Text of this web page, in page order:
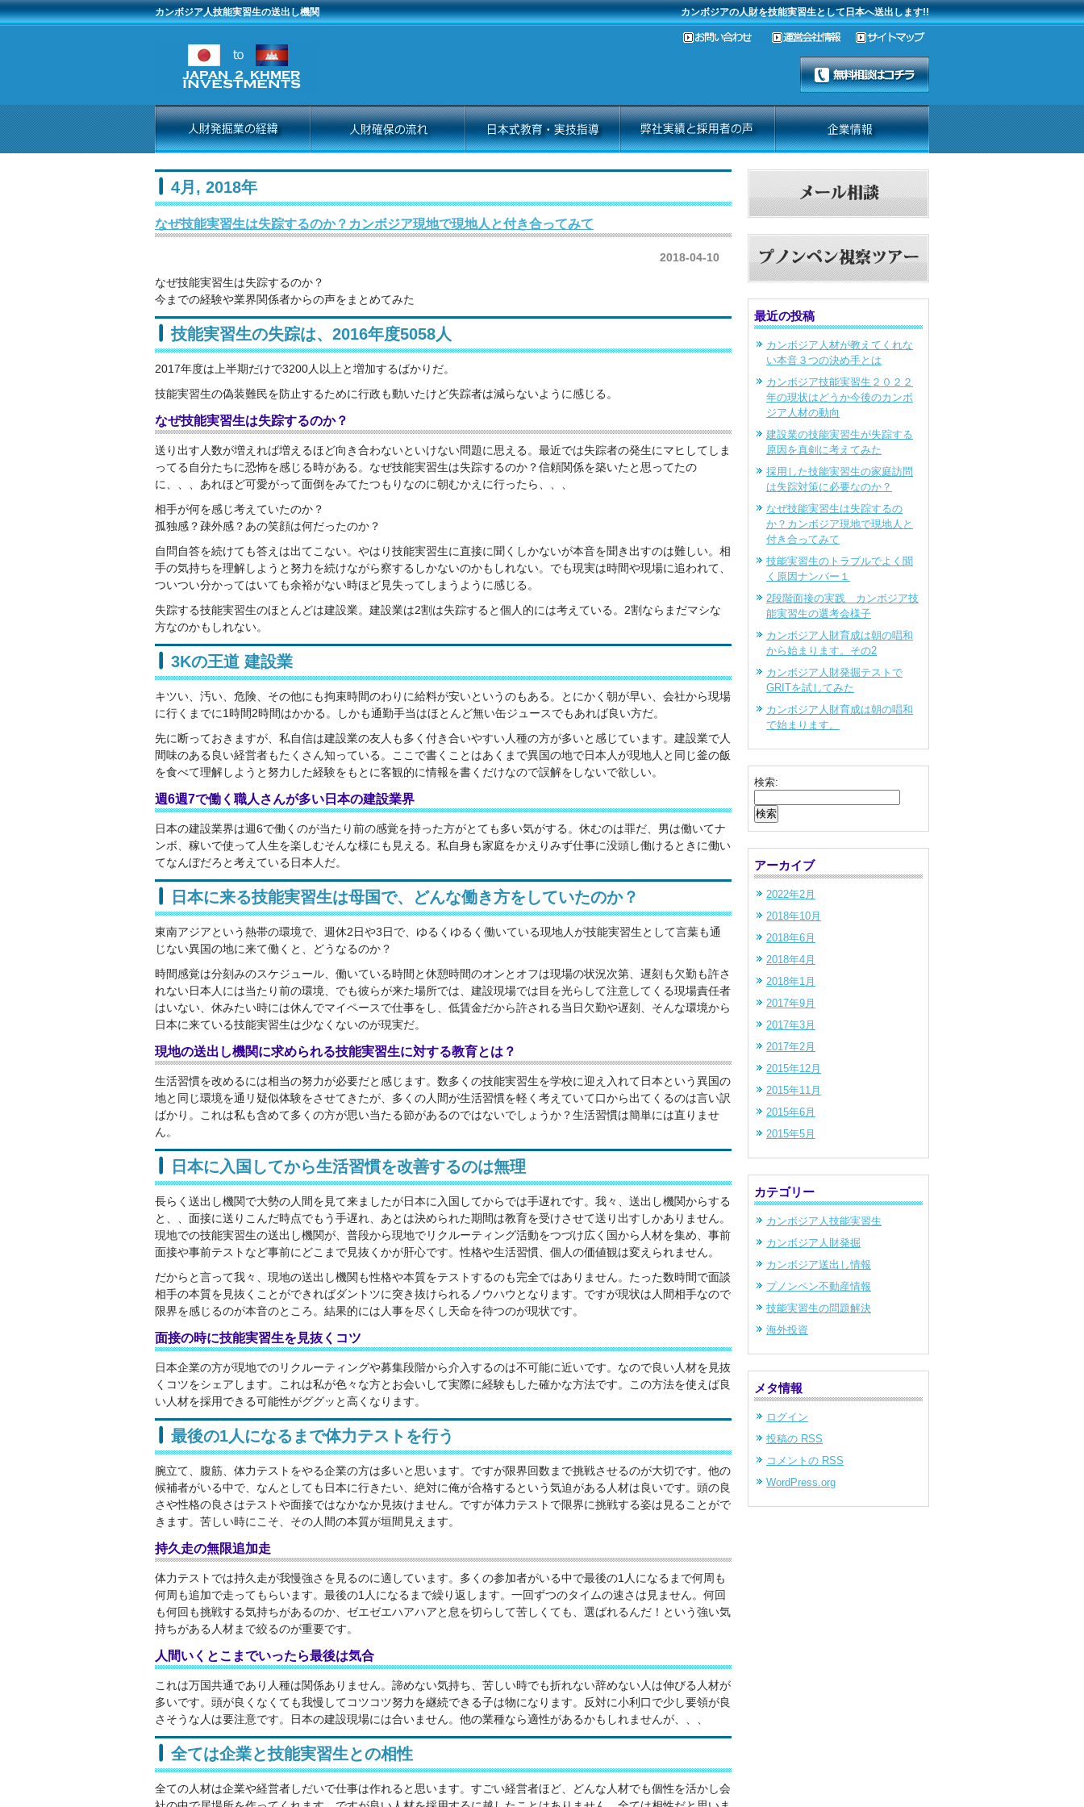
カンボジア人技能実習生の送出し機関 カンボジアの人財を技能実習生として日本へ送出します!!
4月, 2018年
なぜ技能実習生は失踪するのか？カンボジア現地で現地人と付き合ってみて
2018-04-10
なぜ技能実習生は失踪するのか？
今までの経験や業界関係者からの声をまとめてみた
技能実習生の失踪は、2016年度5058人
2017年度は上半期だけで3200人以上と増加するばかりだ。
技能実習生の偽装難民を防止するために行政も動いたけど失踪者は減らないように感じる。
なぜ技能実習生は失踪するのか？
送り出す人数が増えれば増えるほど向き合わないといけない問題に思える。最近では失踪者の発生にマヒしてしま
ってる自分たちに恐怖を感じる時がある。なぜ技能実習生は失踪するのか？信頼関係を築いたと思ってたの
に、、、あれほど可愛がって面倒をみてたつもりなのに朝むかえに行ったら、、、
相手が何を感じ考えていたのか？
孤独感？疎外感？あの笑顔は何だったのか？
自問自答を続けても答えは出てこない。やはり技能実習生に直接に聞くしかないが本音を聞き出すのは難しい。相
手の気持ちを理解しようと努力を続けながら察するしかないのかもしれない。でも現実は時間や現場に追われて、
ついつい分かってはいても余裕がない時ほど見失ってしまうように感じる。
失踪する技能実習生のほとんどは建設業。建設業は2割は失踪すると個人的には考えている。2割ならまだマシな
方なのかもしれない。
3Kの王道 建設業
キツい、汚い、危険、その他にも拘束時間のわりに給料が安いというのもある。とにかく朝が早い、会社から現場
に行くまでに1時間2時間はかかる。しかも通勤手当はほとんど無い缶ジュースでもあれば良い方だ。
先に断っておきますが、私自信は建設業の友人も多く付き合いやすい人種の方が多いと感じています。建設業で人
間味のある良い経営者もたくさん知っている。ここで書くことはあくまで異国の地で日本人が現地人と同じ釜の飯
を食べて理解しようと努力した経験をもとに客観的に情報を書くだけなので誤解をしないで欲しい。
週6週7で働く職人さんが多い日本の建設業界
日本の建設業界は週6で働くのが当たり前の感覚を持った方がとても多い気がする。休むのは罪だ、男は働いてナ
ンボ、稼いで使って人生を楽しむそんな様にも見える。私自身も家庭をかえりみず仕事に没頭し働けるときに働い
てなんぼだろと考えている日本人だ。
日本に来る技能実習生は母国で、どんな働き方をしていたのか？
東南アジアという熱帯の環境で、週休2日や3日で、ゆるくゆるく働いている現地人が技能実習生として言葉も通
じない異国の地に来て働くと、どうなるのか？
時間感覚は分刻みのスケジュール、働いている時間と休憩時間のオンとオフは現場の状況次第、遅刻も欠勤も許さ
れない日本人には当たり前の環境、でも彼らが来た場所では、建設現場では目を光らして注意してくる現場責任者
はいない、休みたい時には休んでマイペースで仕事をし、低賃金だから許される当日欠勤や遅刻、そんな環境から
日本に来ている技能実習生は少なくないのが現実だ。
現地の送出し機関に求められる技能実習生に対する教育とは？
生活習慣を改めるには相当の努力が必要だと感じます。数多くの技能実習生を学校に迎え入れて日本という異国の
地と同じ環境を通リ疑似体験をさせてきたが、多くの人間が生活習慣を軽く考えていて口から出てくるのは言い訳
ばかり。これは私も含めて多くの方が思い当たる節があるのではないでしょうか？生活習慣は簡単には直りませ
ん。
日本に入国してから生活習慣を改善するのは無理
長らく送出し機関で大勢の人間を見て来ましたが日本に入国してからでは手遅れです。我々、送出し機関からする
と、、面接に送りこんだ時点でもう手遅れ、あとは決められた期間は教育を受けさせて送り出すしかありません。
現地での技能実習生の送出し機関が、普段から現地でリクルーティング活動をつづけ広く国から人材を集め、事前
面接や事前テストなど事前にどこまで見抜くかが肝心です。性格や生活習慣、個人の価値観は変えられません。
だからと言って我々、現地の送出し機関も性格や本質をテストするのも完全ではありません。たった数時間で面談
相手の本質を見抜くことができればダントツに突き抜けられるノウハウとなります。ですが現状は人間相手なので
限界を感じるのが本音のところ。結果的には人事を尽くし天命を待つのが現状です。
面接の時に技能実習生を見抜くコツ
日本企業の方が現地でのリクルーティングや募集段階から介入するのは不可能に近いです。なので良い人材を見抜
くコツをシェアします。これは私が色々な方とお会いして実際に経験もした確かな方法です。この方法を使えば良
い人材を採用できる可能性がググッと高くなります。
最後の1人になるまで体力テストを行う
腕立て、腹筋、体力テストをやる企業の方は多いと思います。ですが限界回数まで挑戦させるのが大切です。他の
候補者がいる中で、なんとしても日本に行きたい、絶対に俺が合格するという気迫がある人材は良いです。頭の良
さや性格の良さはテストや面接ではなかなか見抜けません。ですが体力テストで限界に挑戦する姿は見ることがで
きます。苦しい時にこそ、その人間の本質が垣間見えます。
持久走の無限追加走
体力テストでは持久走が我慢強さを見るのに適しています。多くの参加者がいる中で最後の1人になるまで何周も
何周も追加で走ってもらいます。最後の1人になるまで繰り返します。一回ずつのタイムの速さは見ません。何回
も何回も挑戦する気持ちがあるのか、ゼエゼエハアハアと息を切らして苦しくても、選ばれるんだ！という強い気
持ちがある人材まで絞るのが重要です。
人間いくとこまでいったら最後は気合
これは万国共通であり人種は関係ありません。諦めない気持ち、苦しい時でも折れない辞めない人は伸びる人材が
多いです。頭が良くなくても我慢してコツコツ努力を継続できる子は物になります。反対に小利口で少し要領が良
さそうな人は要注意です。日本の建設現場には合いません。他の業種なら適性があるかもしれませんが、、、
全ては企業と技能実習生との相性
全ての人材は企業や経営者しだいで仕事は作れると思います。すごい経営者ほど、どんな人材でも個性を活かし会
最近の投稿
カンボジア人材が教えてくれな
い本音３つの決め手とは
カンボジア技能実習生２０２２
年の現状はどうか今後のカンボ
ジア人材の動向
建設業の技能実習生が失踪する
原因を真剣に考えてみた
採用した技能実習生の家庭訪問
は失踪対策に必要なのか？
なぜ技能実習生は失踪するの
か？カンボジア現地で現地人と
付き合ってみて
技能実習生のトラブルでよく聞
く原因ナンバー１
2段階面接の実践 カンボジア技
能実習生の選考会様子
カンボジア人財育成は朝の唱和
から始まります。その2
カンボジア人財発掘テストで
GRITを試してみた
カンボジア人財育成は朝の唱和
で始まります。
検索:
アーカイブ
2022年2月
2018年10月
2018年6月
2018年4月
2018年1月
2017年9月
2017年3月
2017年2月
2015年12月
2015年11月
2015年6月
2015年5月
カテゴリー
カンボジア人技能実習生
カンボジア人財発掘
カンボジア送出し情報
プノンペン不動産情報
技能実習生の問題解決
海外投資
メタ情報
ログイン
投稿の RSS
コメントの RSS
WordPress.org